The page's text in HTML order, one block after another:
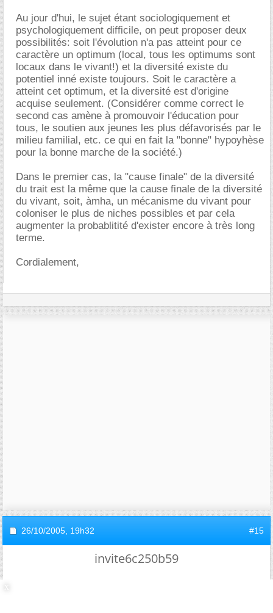
Au jour d'hui, le sujet étant sociologiquement et
psychologiquement difficile, on peut proposer deux
possibilités: soit l'évolution n'a pas atteint pour ce
caractère un optimum (local, tous les optimums sont
locaux dans le vivant!) et la diversité existe du
potentiel inné existe toujours. Soit le caractère a
atteint cet optimum, et la diversité est d'origine
acquise seulement. (Considérer comme correct le
second cas amène à promouvoir l'éducation pour
tous, le soutien aux jeunes les plus défavorisés par le
milieu familial, etc. ce qui en fait la "bonne" hypoyhèse
pour la bonne marche de la société.)
Dans le premier cas, la "cause finale" de la diversité
du trait est la même que la cause finale de la diversité
du vivant, soit, àmha, un mécanisme du vivant pour
coloniser le plus de niches possibles et par cela
augmenter la probablitité d'exister encore à très long
terme.
Cordialement,
26/10/2005, 19h32 #15
invite6c250b59